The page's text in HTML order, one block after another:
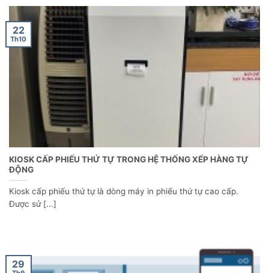
KIOSK CẤP PHIẾU THỨ TỰ TRONG HỆ THỐNG XẾP HÀNG TỰ
ĐỘNG
Kiosk cấp phiếu thứ tự là dòng máy in phiếu thứ tự cao cấp.
Được sử [...]
22
Th10
29